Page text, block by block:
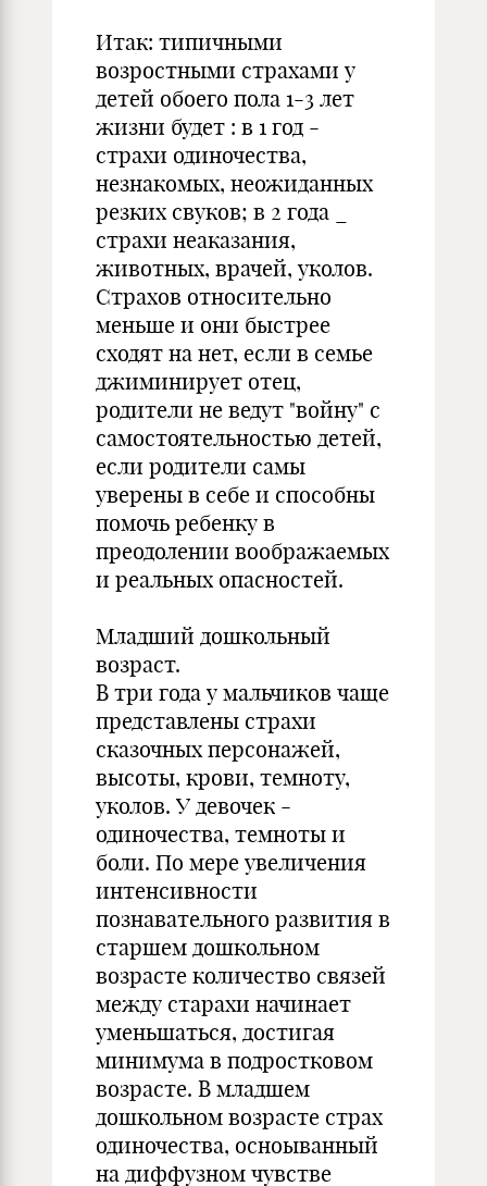
Итак: типичными
возростными страхами у
детей обоего пола 1-3 лет
жизни будет : в 1 год -
страхи одиночества,
незнакомых, неожиданных
резких свуков; в 2 года _
страхи неаказания,
животных, врачей, уколов.
Страхов относительно
меньше и они быстрее
сходят на нет, если в семье
джиминирует отец,
родители не ведут "войну" с
самостоятельностью детей,
если родители самы
уверены в себе и способны
помочь ребенку в
преодолении воображаемых
и реальных опасностей.
Младший дошкольный
возраст.
В три года у мальчиков чаще
представлены страхи
сказочных персонажей,
высоты, крови, темноту,
уколов. У девочек -
одиночества, темноты и
боли. По мере увеличения
интенсивности
познавательного развития в
старшем дошкольном
возрасте количество связей
между старахи начинает
уменьшаться, достигая
минимума в подростковом
возрасте. В младшем
дошкольном возрасте страх
одиночества, осноыванный
на диффузном чувстве